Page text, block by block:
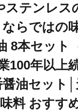
ステンレス
らではの
8本セット
100年以上
油セット
料 おすす